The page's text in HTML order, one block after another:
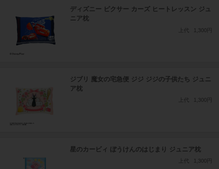
ディズニー ピクサー カーズ ヒートレッスン ジュ
ニア枕
上代 1,300円
ジブリ 魔女の宅急便 ジジ ジジの子供たち ジュニ
ア枕
上代 1,300円
星のカービィ ぼうけんのはじまり ジュニア枕
上代 1,300円